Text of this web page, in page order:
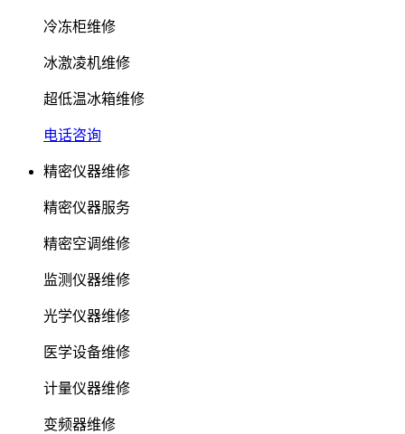
冷冻柜维修
冰激凌机维修
超低温冰箱维修
电话咨询
精密仪器维修
精密仪器服务
精密空调维修
监测仪器维修
光学仪器维修
医学设备维修
计量仪器维修
变频器维修